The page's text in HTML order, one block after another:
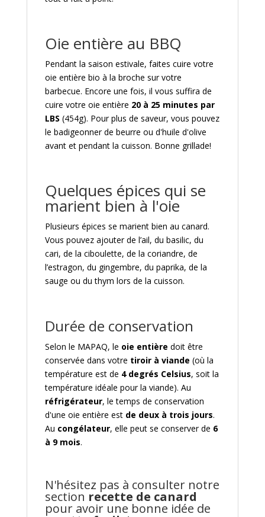
Oie entière au BBQ
Pendant la saison estivale, faites cuire votre
oie entière bio à la broche sur votre
barbecue. Encore une fois, il vous suffira de
cuire votre oie entière 20 à 25 minutes par
LBS (454g). Pour plus de saveur, vous pouvez
le badigeonner de beurre ou d'huile d'olive
avant et pendant la cuisson. Bonne grillade!
Quelques épices qui se
marient bien à l'oie
Plusieurs épices se marient bien au canard.
Vous pouvez ajouter de l’ail, du basilic, du
cari, de la ciboulette, de la coriandre, de
l’estragon, du gingembre, du paprika, de la
sauge ou du thym lors de la cuisson.
Durée de conservation
Selon le MAPAQ, le oie entière doit être
conservée dans votre tiroir à viande (où la
température est de 4 degrés Celsius, soit la
température idéale pour la viande). Au
réfrigérateur, le temps de conservation
d'une oie entière est de deux à trois jours.
Au congélateur, elle peut se conserver de 6
à 9 mois.
N'hésitez pas à consulter notre
section recette de canard
pour avoir une bonne idée de